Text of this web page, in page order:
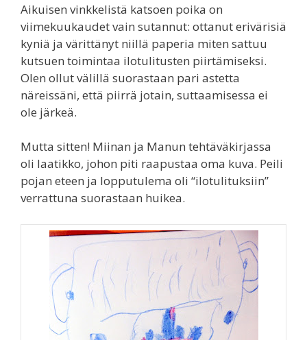
Aikuisen vinkkelistä katsoen poika on
viimekuukaudet vain sutannut: ottanut erivärisiä
kyniä ja värittänyt niillä paperia miten sattuu
kutsuen toimintaa ilotulitusten piirtämiseksi.
Olen ollut välillä suorastaan pari astetta
näreissäni, että piirrä jotain, suttaamisessa ei
ole järkeä.
Mutta sitten! Miinan ja Manun tehtäväkirjassa
oli laatikko, johon piti raapustaa oma kuva. Peili
pojan eteen ja lopputulema oli “ilotulituksiin”
verrattuna suorastaan huikea.